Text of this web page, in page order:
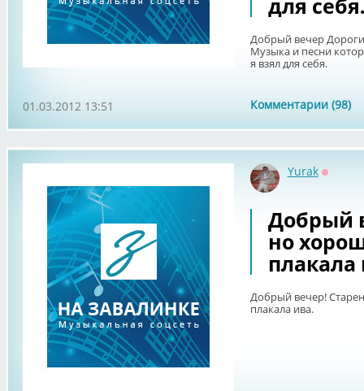
для себя.
Добрый вечер
Музыка и песни
я взял для себя.
Комментарии (98)
01.03.2012 13:51
Yurak
Добрый
но
плакала
Добрый вечер!
плакала ива.